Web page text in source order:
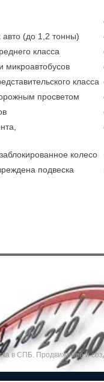
(до 1,2 тонны)
класса
микроавтобусов
класса
просветом
колесо
подвеска
в СПБ. Продвижение и